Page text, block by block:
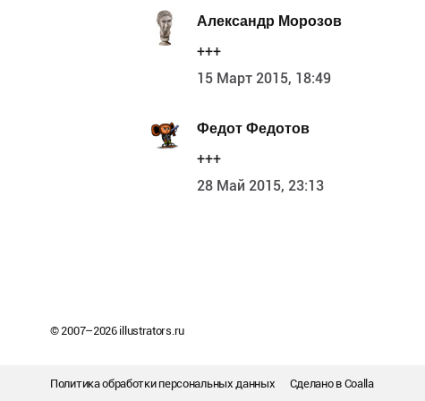
Александр Морозов
+++
15 Март 2015, 18:49
Федот Федотов
+++
28 Май 2015, 23:13
© 2007–2026illustrators.ru
Политика обработки персональных данных Сделано в Coalla